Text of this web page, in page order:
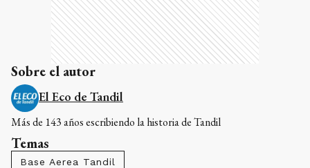
Sobre el autor
El Eco de Tandil
Más de 143 años escribiendo la historia de Tandil
Temas
Base Aerea Tandil